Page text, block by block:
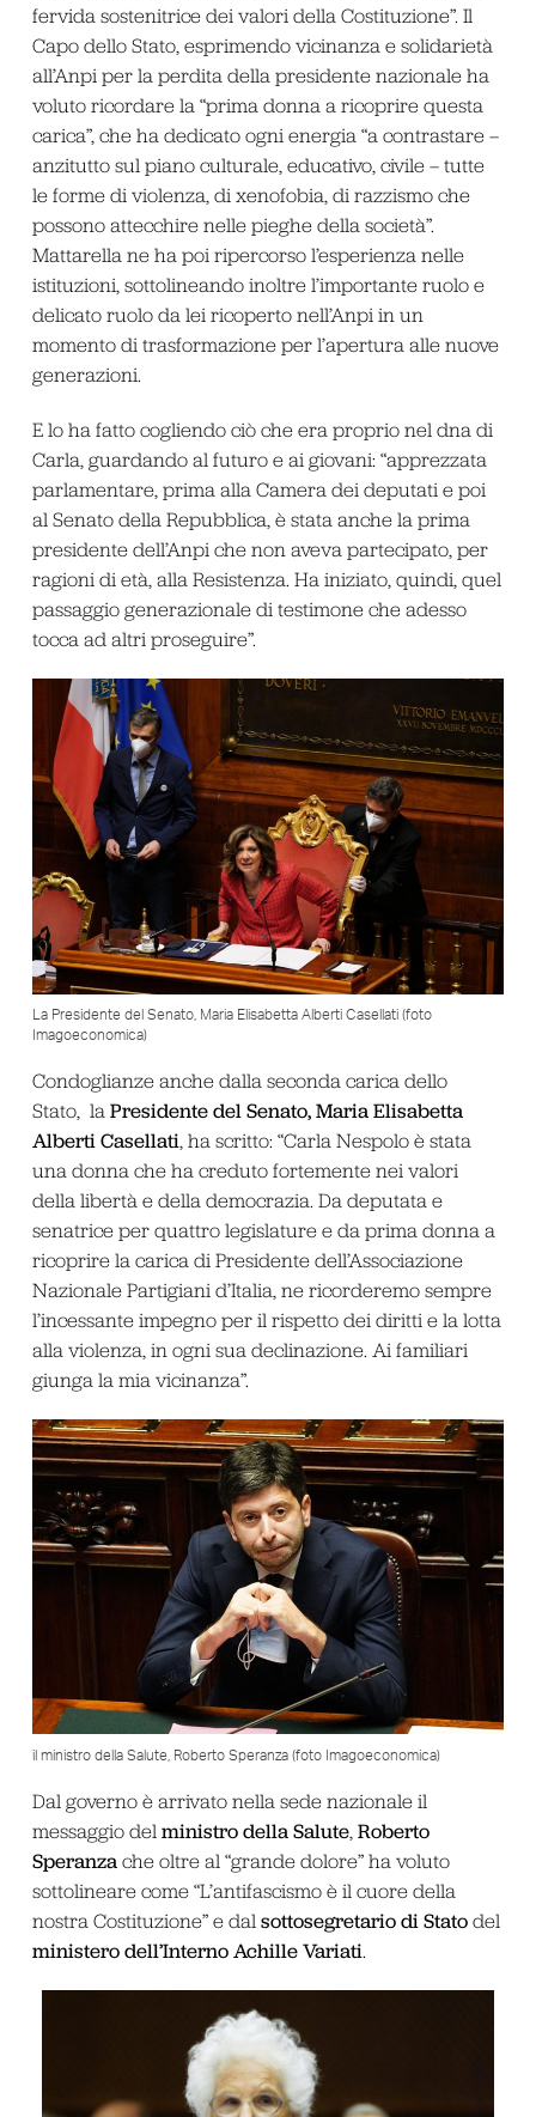
fervida sostenitrice dei valori della Costituzione”. Il
Capo dello Stato, esprimendo vicinanza e solidarietà
all’Anpi per la perdita della presidente nazionale ha
voluto ricordare la “prima donna a ricoprire questa
carica”, che ha dedicato ogni energia “a contrastare –
anzitutto sul piano culturale, educativo, civile – tutte
le forme di violenza, di xenofobia, di razzismo che
possono attecchire nelle pieghe della società”.
Mattarella ne ha poi ripercorso l’esperienza nelle
istituzioni, sottolineando inoltre l’importante ruolo e
delicato ruolo da lei ricoperto nell’Anpi in un
momento di trasformazione per l’apertura alle nuove
generazioni.
E lo ha fatto cogliendo ciò che era proprio nel dna di
Carla, guardando al futuro e ai giovani: “apprezzata
parlamentare, prima alla Camera dei deputati e poi
al Senato della Repubblica, è stata anche la prima
presidente dell’Anpi che non aveva partecipato, per
ragioni di età, alla Resistenza. Ha iniziato, quindi, quel
passaggio generazionale di testimone che adesso
tocca ad altri proseguire”.
La Presidente del Senato, Maria Elisabetta Alberti Casellati (foto
Imagoeconomica)
Condoglianze anche dalla seconda carica dello
Stato, la Presidente del Senato, Maria Elisabetta
Alberti Casellati, ha scritto: “Carla Nespolo è stata
una donna che ha creduto fortemente nei valori
della libertà e della democrazia. Da deputata e
senatrice per quattro legislature e da prima donna a
ricoprire la carica di Presidente dell’Associazione
Nazionale Partigiani d’Italia, ne ricorderemo sempre
l’incessante impegno per il rispetto dei diritti e la lotta
alla violenza, in ogni sua declinazione. Ai familiari
giunga la mia vicinanza”.
il ministro della Salute, Roberto Speranza (foto Imagoeconomica)
Dal governo è arrivato nella sede nazionale il
messaggio del ministro della Salute,Roberto
Speranza che oltre al “grande dolore” ha voluto
sottolineare come “L’antifascismo è il cuore della
nostra Costituzione” e dal sottosegretario di Statodel
ministero dell’Interno Achille Variati.